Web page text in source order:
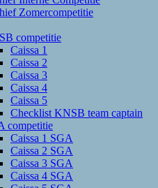
Zomercompetitie
competitie
Caissa 1
Caissa 2
Caissa 3
Caissa 4
Caissa 5
Checklist KNSB team captain
competitie
Caissa 1 SGA
Caissa 2 SGA
Caissa 3 SGA
Caissa 4 SGA